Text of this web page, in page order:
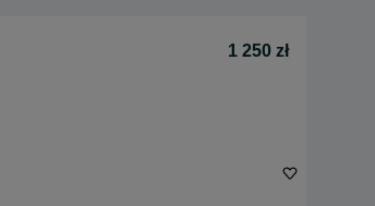
1 250 zł